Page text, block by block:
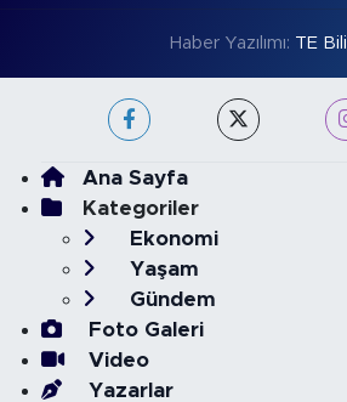
Haber Yazılımı: TE
Ana Sayfa
Kategoriler
Ekonomi
Yaşam
Gündem
Foto Galeri
Video
Yazarlar